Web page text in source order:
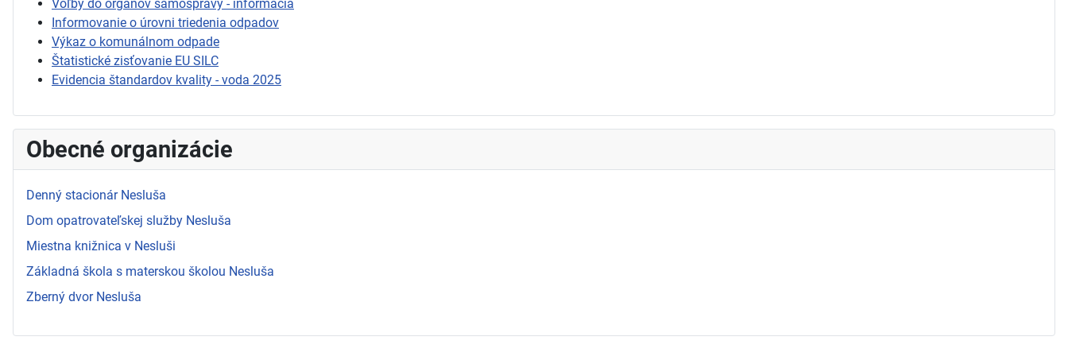
Voľby do orgánov samosprávy - informácia
Informovanie o úrovni triedenia odpadov
Výkaz o komunálnom odpade
Štatistické zisťovanie EU SILC
Evidencia štandardov kvality - voda 2025
Obecné organizácie
Denný stacionár Nesluša
Dom opatrovateľskej služby Nesluša
Miestna knižnica v Nesluši
Základná škola s materskou školou Nesluša
Zberný dvor Nesluša